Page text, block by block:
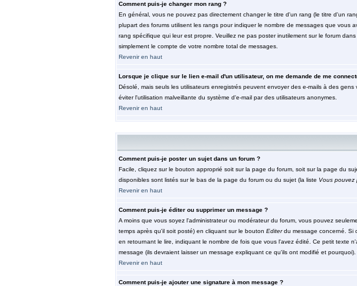
Comment puis-je changer mon rang ?
En général, vous ne pouvez pas directement changer le titre d'un rang (le titre d'un
plupart des forums utilisent les rangs pour indiquer le nombre de messages que vous
rang spécifique qui leur est propre. Veuillez ne pas poster inutilement sur le forum
simplement le compte de votre nombre total de messages.
Revenir en haut
Lorsque je clique sur le lien e-mail d'un utilisateur, on me demande de me
Désolé, mais seuls les utilisateurs enregistrés peuvent envoyer des e-mails à des
éviter l'utilisation malveillante du système d'e-mail par des utilisateurs anonymes.
Revenir en haut
Comment puis-je poster un sujet dans un forum ?
Facile, cliquez sur le bouton approprié soit sur la page du forum, soit sur la page du
disponibles sont listés sur le bas de la page du forum ou du sujet (la liste Vous pouvez
Revenir en haut
Comment puis-je éditer ou supprimer un message ?
A moins que vous soyez l'administrateur ou modérateur du forum, vous pouvez
temps après qu'il soit posté) en cliquant sur le bouton Editerdu message concerné. Si
en retournant le lire, indiquant le nombre de fois que vous l'avez édité. Ce petit texte
message (ils devraient laisser un message expliquant ce qu'ils ont modifié et
Revenir en haut
Comment puis-je ajouter une signature à mon message ?